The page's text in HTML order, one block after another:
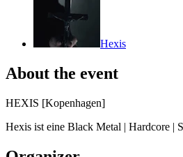
Hexis
About the event
HEXIS [Kopenhagen]
Hexis ist eine Black Metal | Hardcore |